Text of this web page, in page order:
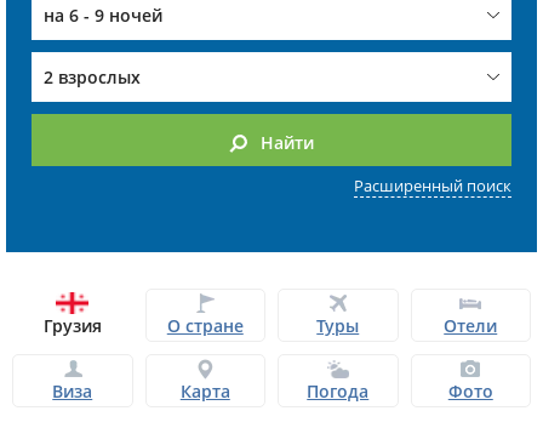
на 6 - 9 ночей
2 взрослых
Найти
Расширенный поиск
Грузия О стране Туры Отели
Виза Карта Погода Фото